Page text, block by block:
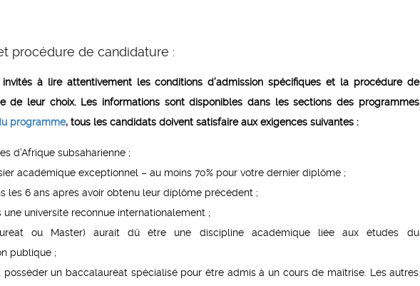
procédure de candidature :
à lire attentivement les conditions d’admission spécifiques et la procédure de
de leur choix. Les informations sont disponibles dans les sections des programmes
programme, tous les candidats doivent satisfaire aux exigences suivantes :
d’Afrique subsaharienne ;
académique exceptionnel – au moins 70% pour votre dernier diplôme ;
les 6 ans après avoir obtenu leur diplôme précédent ;
une université reconnue internationalement ;
ou Master) aurait dû être une discipline académique liée aux études du
publique ;
un baccalauréat spécialisé pour être admis à un cours de maîtrise. Les autres